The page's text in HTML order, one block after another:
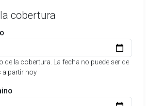
cobertura
de la cobertura. La fecha no puede ser de
a partir hoy